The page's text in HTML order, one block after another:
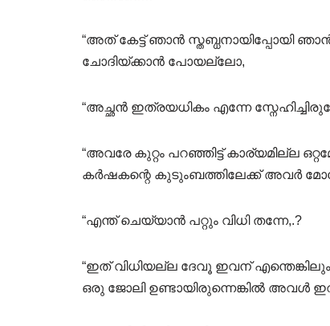
“അത് കേട്ട് ഞാൻ സ്തബ്ധനായിപ്പോയി
ചോദിയ്ക്കാൻ പോയല്ലോ,
“അച്ഛൻ ഇത്രയധികം എന്നേ
“അവരേ കുറ്റം പറഞ്ഞിട്ട് കാര്യമില്ല
കർഷകന്റെ കുടുംബത്തിലേക്ക് അവർ
“എന്ത് ചെയ്യാൻ പറ്റും വിധി തന്നേ,.?
“ഇത് വിധിയല്ല ദേവൂ ഇവന് എന്തെങ്കിലും
ഒരു ജോലി ഉണ്ടായിരുന്നെങ്കിൽ അവൾ